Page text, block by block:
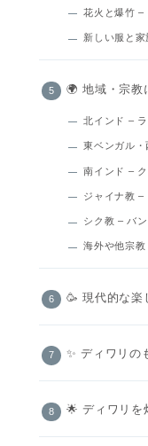
花火と爆竹 –
新しい服と
🌍 地域・宗教
北インド –
東ベンガル
南インド –
ジャイナ教 –
シク教 – バ
海外や他宗
🥳 現代的な楽
✨ ディワリの
🌟 ディワリを